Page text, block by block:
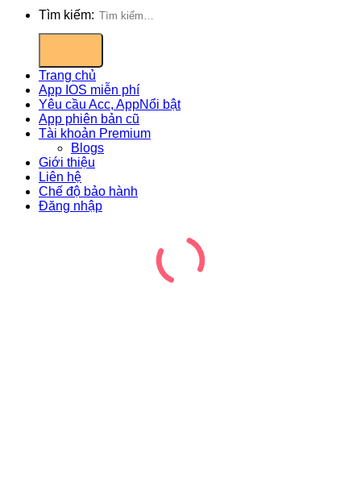
Tìm kiếm:
Trang chủ
App IOS miễn phí
Yêu cầu Acc, App
App phiên bản cũ
Tài khoản Premium
Blogs
Giới thiệu
Liên hệ
Chế độ bảo hành
Đăng nhập